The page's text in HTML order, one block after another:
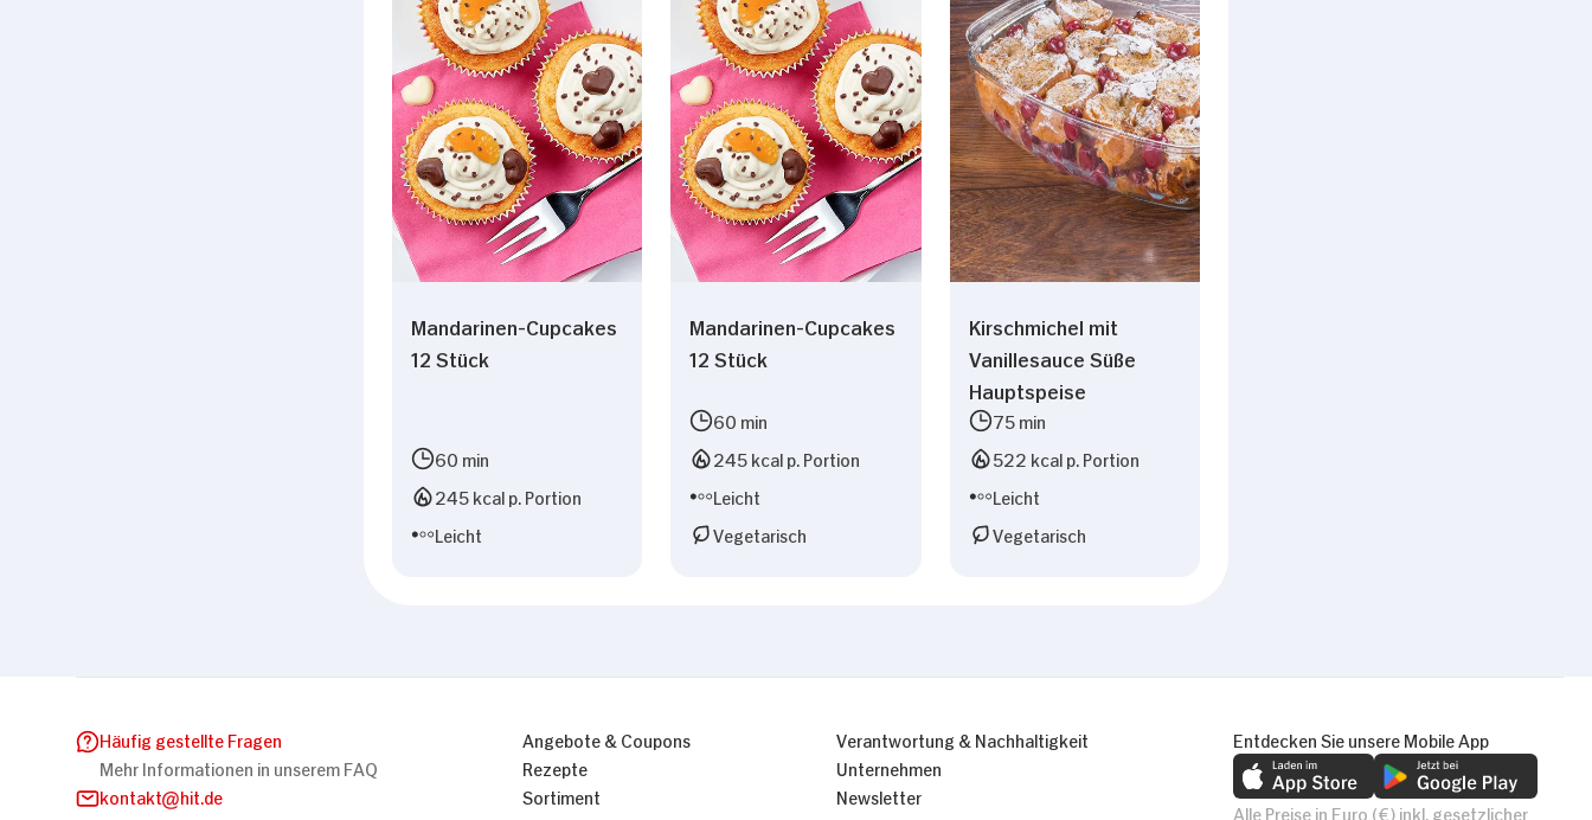
Mandarinen-Cupcakes
12 Stück
60 min
245 kcal p. Portion
Leicht
Mandarinen-Cupcakes
12 Stück
60 min
245 kcal p. Portion
Leicht
Vegetarisch
Kirschmichel mit
Vanillesauce Süße
Hauptspeise
75 min
522 kcal p. Portion
Leicht
Vegetarisch
Häufig gestellte Fragen
Mehr Informationen in unserem FAQ
kontakt
hit.de
Angebote & Coupons
Rezepte
Sortiment
Verantwortung & Nachhaltigkeit
Unternehmen
Newsletter
Entdecken Sie unsere Mobile App
Alle Preise in Euro (€) inkl. gesetzlicher